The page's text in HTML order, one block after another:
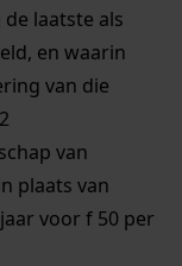
laatste als
en waarin
van die
van
plaats van
voor f 50 per